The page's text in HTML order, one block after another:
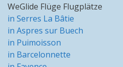
WeGlide Flüge Flugplätze
in Serres La Bâtie
in Aspres sur Buech
in Puimoisson
in Barcelonnette